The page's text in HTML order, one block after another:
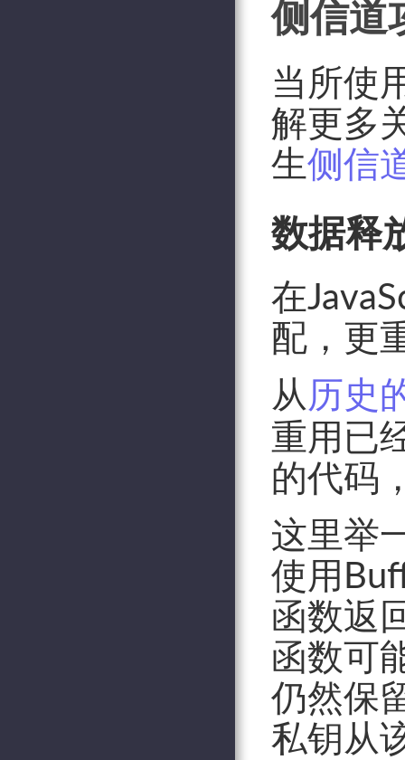
侧信道
当所使
解更多
生侧信
数据释
在
配，更
从历史
重用已
的代码
这里举
使用
函数返
函数可
仍然保
私钥从